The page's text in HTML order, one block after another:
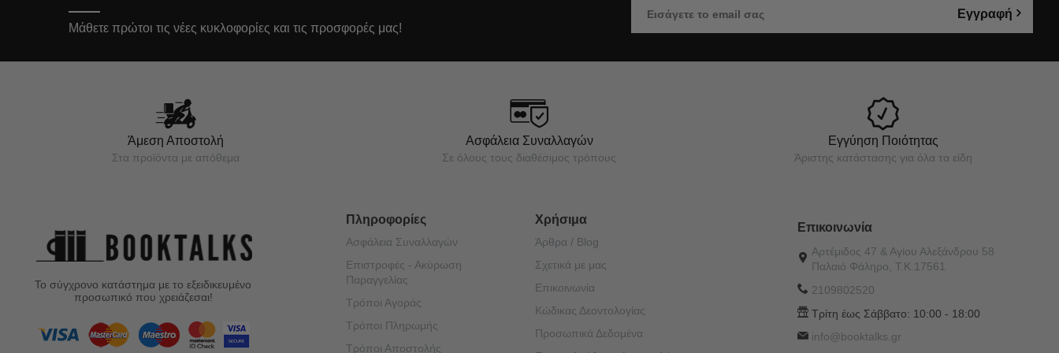
Μάθετε πρώτοι τις νέες κυκλοφορίες και τις προσφορές μας!
Εγγραφή
Άμεση Αποστολή
Στα προϊόντα με απόθεμα
Ασφάλεια Συναλλαγών
Σε όλους τους διαθέσιμος τρόπους
Εγγύηση Ποιότητας
Άριστης κατάστασης για όλα τα είδη
Το σύγχρονο κατάστημα με το εξειδικευμένο
προσωπικό που χρειάζεσαι!
Πληροφορίες
Ασφάλεια Συναλλαγών
Επιστροφές - Ακύρωση
Παραγγελίας
Τρόποι Αγοράς
Τρόποι Πληρωμής
Τρόποι Αποστολής
Χρήσιμα
Άρθρα / Blog
Σχετικά με μας
Επικοινωνία
Κώδικας Δεοντολογίας
Προσωπικά Δεδομένα
Επικοινωνία
Αρτέμιδος 47 & Αγίου Αλεξάνδρου 58
Παλαιό Φάληρο, Τ.Κ.17561
2109802520
Τρίτη έως Σάββατο: 10:00 - 18:00
info@booktalks.gr